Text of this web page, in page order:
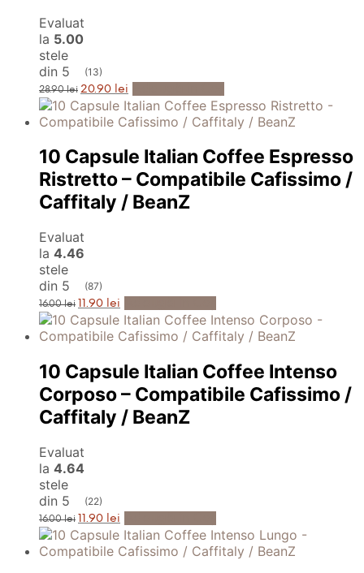
Evaluat
la 5.00
stele
din 5
(13)
28.90lei Prețul
inițial
a
fost:
20.90 lei Prețul
curent
este:
20.90 lei.
10 Capsule Italian Coffee Espresso
Ristretto – Compatibile Cafissimo /
Caffitaly / BeanZ
Evaluat
la 4.46
stele
din 5
(87)
16.00lei Prețul
inițial
a
fost:
11.90 lei Prețul
curent
este:
11.90 lei.
10 Capsule Italian Coffee Intenso
Corposo – Compatibile Cafissimo /
Caffitaly / BeanZ
Evaluat
la 4.64
stele
din 5
(22)
16.00lei Prețul
inițial
a
fost:
11.90 lei Prețul
curent
este:
11.90 lei.